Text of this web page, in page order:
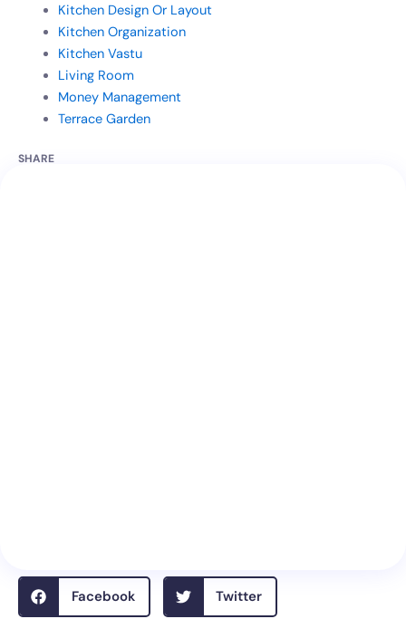
Kitchen Design Or Layout
Kitchen Organization
Kitchen Vastu
Living Room
Money Management
Terrace Garden
SHARE
Facebook Twitter